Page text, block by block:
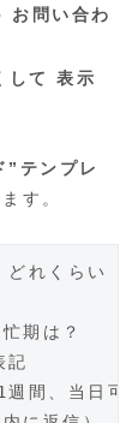
お問い合わ
して 表示
”テンプレ
す。
れくらい
期は？
記
週間、当日可